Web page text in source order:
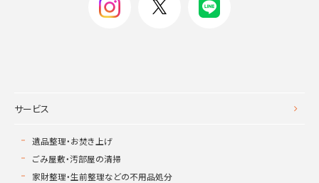
サービス
遺品整理・お焚き上げ
ごみ屋敷・汚部屋の清掃
家財整理・生前整理などの不用品処分